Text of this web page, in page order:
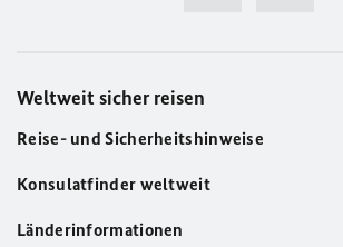
Weltweit sicher reisen
Reise- und Sicherheitshinweise
Konsulatfinder weltweit
Länderinformationen